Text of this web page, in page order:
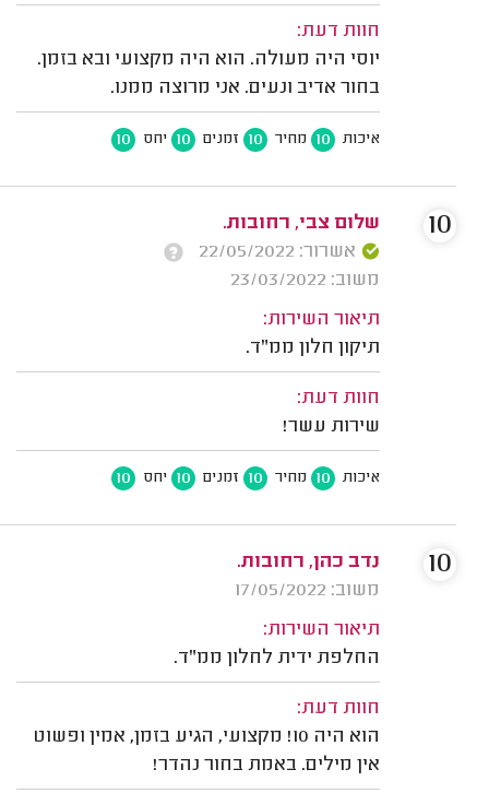
חוות דעת:
יוסי היה מעולה. הוא היה מקצועי ובא בזמן.
בחור אדיב ונעים. אני מרוצה ממנו.
איכות 10 מחיר 10 זמנים 10 יחס 10
שלום צבי, רחובות.
אשרור: 22/05/2022
משוב: 23/03/2022
תיאור השירות:
תיקון חלון ממ"ד.
חוות דעת:
שירות עשר!
איכות 10 מחיר 10 זמנים 10 יחס 10
10
נדב כהן, רחובות.
משוב: 17/05/2022
תיאור השירות:
החלפת ידית לחלון ממ"ד.
חוות דעת:
הוא היה 10! מקצועי, הגיע בזמן, אמין ופשוט
אין מילים. באמת בחור נהדר!
10